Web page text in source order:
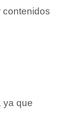
contenidos
ya que